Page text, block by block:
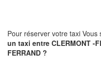
Pour réserver votre taxi Vous
un taxi entre CLERMONT -
FERRAND ?